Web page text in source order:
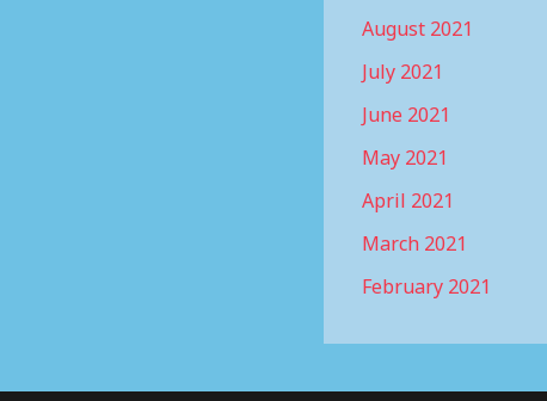
August 2021
July 2021
June 2021
May 2021
April 2021
March 2021
February 2021